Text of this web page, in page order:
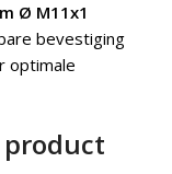
Ø M11x1
bevestiging
optimale